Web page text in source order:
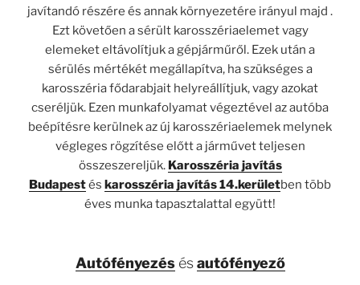
javítandó részére és annak környezetére irányul majd .
Ezt követően a sérült karosszériaelemet vagy
elemeket eltávolítjuk a gépjárműről. Ezek után a
sérülés mértékét megállapítva, ha szükséges a
karosszéria fődarabjait helyreállítjuk, vagy azokat
cseréljük. Ezen munkafolyamat végeztével az autóba
beépítésre kerülnek az új karosszériaelemek melynek
végleges rögzítése előtt a járművet teljesen
összeszereljük. Karosszéria javítás
Budapestés karosszéria javítás 14.kerületben több
éves munka tapasztalattal együtt!
Autófényezésésautófényező